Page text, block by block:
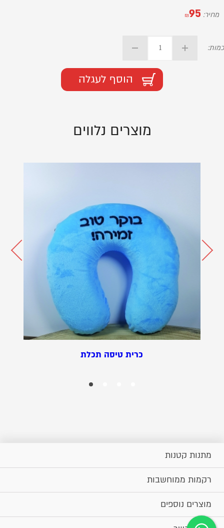
מחיר: 95
₪
כמות:
הוסף לעגלה
מוצרים נלווים
כרית טיסה תכלת
מתנות קטנות
רקמות ממוחשבות
מוצרים נוספים